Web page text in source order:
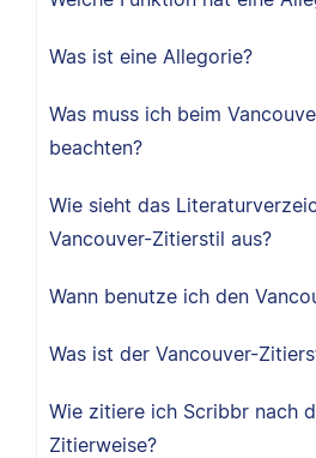
Was ist eine Allegorie?
Was muss ich beim
beachten?
Wie sieht das
Vancouver-Zitierstil aus?
Wann benutze ich den
Was ist der Vancouver-
Wie zitiere ich Scribbr nach
Zitierweise?